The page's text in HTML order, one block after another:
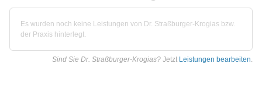
Es wurden noch keine Leistungen von Dr. Straßburger-Krogias bzw.
der Praxis hinterlegt.
Sind Sie Dr. Straßburger-Krogias? Jetzt Leistungen bearbeiten.